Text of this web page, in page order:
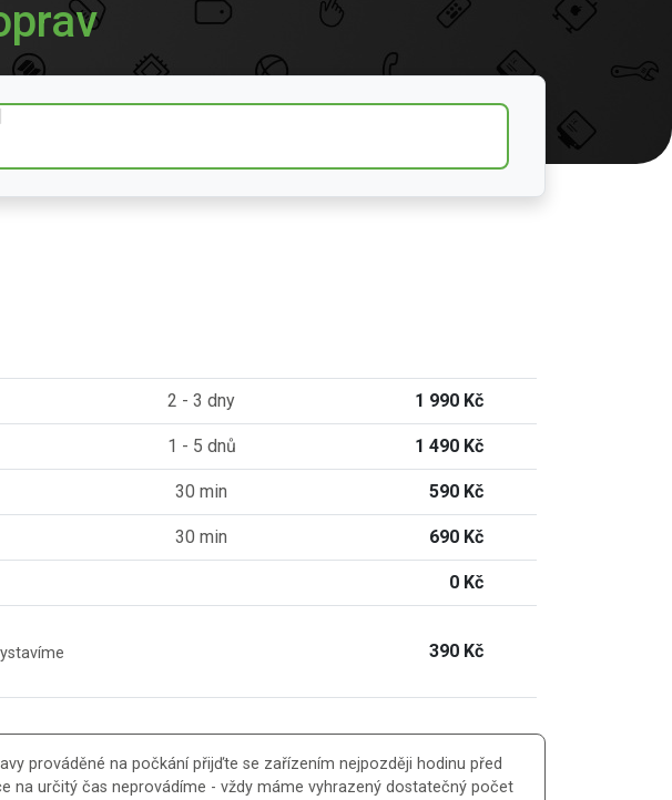
2 - 3 dny 1 990 Kč
1 - 5 dnů 1 490 Kč
30 min 590 Kč
30 min 690 Kč
0 Kč
390 Kč
prováděné na počkání přijďte se zařízením nejpozději hodinu před
na určitý čas neprovádíme - vždy máme vyhrazený dostatečný počet